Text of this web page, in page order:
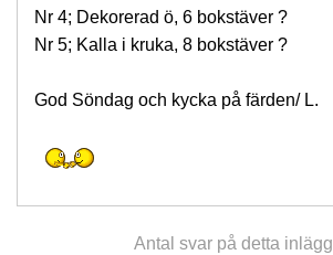
Nr 4; Dekorerad ö, 6 bokstäver ?
Nr 5; Kalla i kruka, 8 bokstäver ?
God Söndag och kycka på färden/ L.
Antal svar på detta